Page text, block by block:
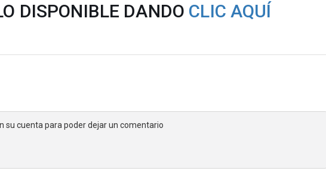
DISPONIBLE DANDO CLIC AQUÍ
su cuenta para poder dejar un comentario